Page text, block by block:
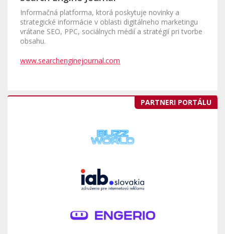
Informačná platforma, ktorá poskytuje novinky a
strategické informácie v oblasti digitálneho marketingu
vrátane SEO, PPC, sociálnych médií a stratégií pri tvorbe
obsahu.
www.searchenginejournal.com
PARTNERI PORTÁLU